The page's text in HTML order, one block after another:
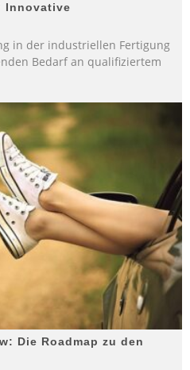
Innovative
in der industriellen Fertigung
Bedarf an qualifiziertem
Die Roadmap zu den